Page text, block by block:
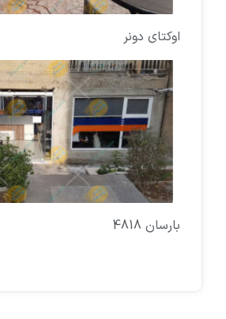
اوکتای دونر
بارسان 4818